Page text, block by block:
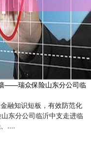
——瑞众保险山东分公司临
融知识短板，有效防范化
东分公司临沂中支走进临
....